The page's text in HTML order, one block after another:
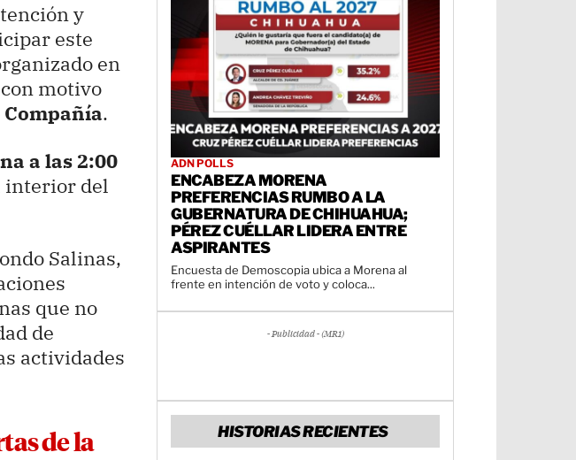
y
este
en
motivo
.
a las 2:00
interior del
Salinas,
que no
de
actividades
de la
ADN POLLS
ENCABEZA MORENA
PREFERENCIAS RUMBO A LA
GUBERNATURA DE CHIHUAHUA;
PÉREZ CUÉLLAR LIDERA ENTRE
ASPIRANTES
Encuesta de Demoscopia ubica a Morena al
frente en intención de voto y coloca...
- Publicidad - (MR1)
HISTORIAS RECIENTES